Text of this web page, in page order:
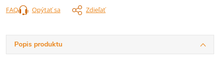
Opýtať sa Zdieľať
FAQ
Popis produktu